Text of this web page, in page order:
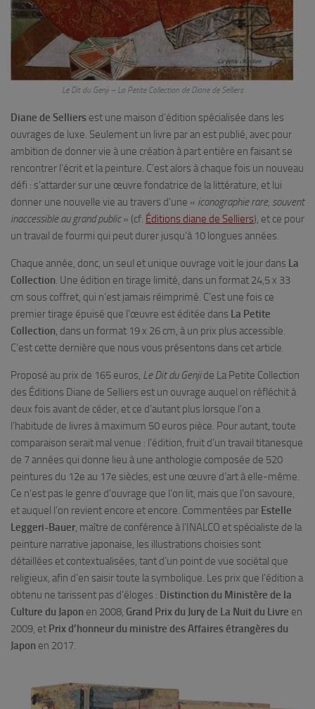
Le Dit du Genji – La Petite Collection de Diane de Selliers
Diane de Selliers est une maison d’édition spécialisée dans les
ouvrages de luxe. Seulement un livre par an est publié, avec pour
ambition de donner vie à une création à part entière en faisant se
rencontrer l’écrit et la peinture. C’est alors à chaque fois un nouveau
défi : s’attarder sur une œuvre fondatrice de la littérature, et lui
donner une nouvelle vie au travers d’une « iconographie rare, souvent
inaccessible au grand public» (cf. Éditions diane de Selliers), et ce pour
un travail de fourmi qui peut durer jusqu’à 10 longues années.
Chaque année, donc, un seul et unique ouvrage voit le jour dans La
Collection. Une édition en tirage limité, dans un format 24,5 x 33
cm sous coffret, qui n’est jamais réimprimé. C’est une fois ce
premier tirage épuisé que l’œuvre est éditée dans La Petite
Collection, dans un format 19 x 26 cm, à un prix plus accessible.
C’est cette dernière que nous vous présentons dans cet article.
Proposé au prix de 165 euros, Le Dit du Genjide La Petite Collection
des Éditions Diane de Selliers est un ouvrage auquel on réfléchit à
deux fois avant de céder, et ce d’autant plus lorsque l’on a
l’habitude de livres à maximum 50 euros pièce. Pour autant, toute
comparaison serait mal venue : l’édition, fruit d’un travail titanesque
de 7 années qui donne lieu à une anthologie composée de 520
peintures du 12e au 17e siècles, est une œuvre d’art à elle-même.
Ce n’est pas le genre d’ouvrage que l’on lit, mais que l’on savoure,
et auquel l’on revient encore et encore. Commentées par Estelle
Leggeri-Bauer, maître de conférence à l’INALCO et spécialiste de la
peinture narrative japonaise, les illustrations choisies sont
détaillées et contextualisées, tant d’un point de vue sociétal que
religieux, afin d’en saisir toute la symbolique. Les prix que l’édition a
obtenu ne tarissent pas d’éloges : Distinction du Ministère de la
Culture du Japon en 2008, Grand Prix du Jury de La Nuit du Livre en
2009, et Prix d’honneur du ministre des Affaires étrangères du
Japon en 2017.